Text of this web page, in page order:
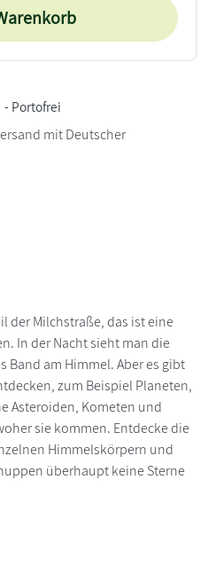
- Portofrei
mit Deutscher
der Milchstraße, das ist eine
In der Nacht sieht man die
Band am Himmel. Aber es gibt
zum Beispiel Planeten,
Asteroiden, Kometen und
sie kommen. Entdecke die
Himmelskörpern und
überhaupt keine Sterne